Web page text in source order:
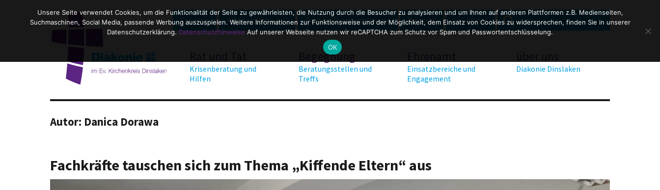
Krisenberatung und
Hilfen
Begegnung
Beratungsstellen und
Treffs
Einsatzbereiche und
Engagement
Diakonie Dinslaken
Spenden Alle Angebote A-Z Digitale Beratungsräume Kontakt Jobportal
Search
for:
SEARCH
Autor: Danica Dorawa
Fachkräfte tauschen sich zum Thema „Kiffende Eltern“ aus
Unsere Seite verwendet Cookies, um die Funktionalität der Seite zu gewährleisten, die Nutzung durch die Besucher zu analysieren und um Ihnen auf anderen Plattformen z.B. Medienseiten,
Suchmaschinen, Social Media, passende Werbung auszuspielen. Weitere Informationen zur Funktionsweise und der Möglichkeit, dem Einsatz von Cookies zu widersprechen, finden Sie in unserer
Datenschutzerklärung.DatenschutzhinweiseAuf unserer Webseite nutzen wir reCAPTCHA zum Schutz vor Spam und Passwortentschlüsselung.
OK